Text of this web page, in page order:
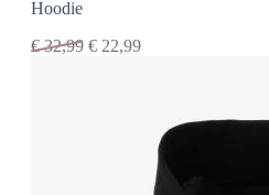
Hoodie
€32,99 € 22,99